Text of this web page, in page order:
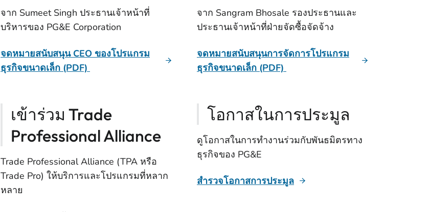
จาก Sumeet Singh ประธานเจ้าหน้าที่
บริหารของ PG&E Corporation
จดหมายสนับสนุน CEO ของโปรแกรม
ธุรกิจขนาดเล็ก (PDF)
จาก Sangram Bhosale รองประธานและ
ประธานเจ้าหน้าที่ฝ่ายจัดซื้อจัดจ้าง
จดหมายสนับสนุนการจัดการโปรแกรม
ธุรกิจขนาดเล็ก (PDF)
เข้าร่วม Trade
Professional Alliance
Trade Professional Alliance (TPA หรือ
Trade Pro) ให้บริการและโปรแกรมที่หลาก
หลาย
โอกาสในการประมูล
ดูโอกาสในการทํางานร่วมกับพันธมิตรทาง
ธุรกิจของ PG&E
สํารวจโอกาสการประมูล